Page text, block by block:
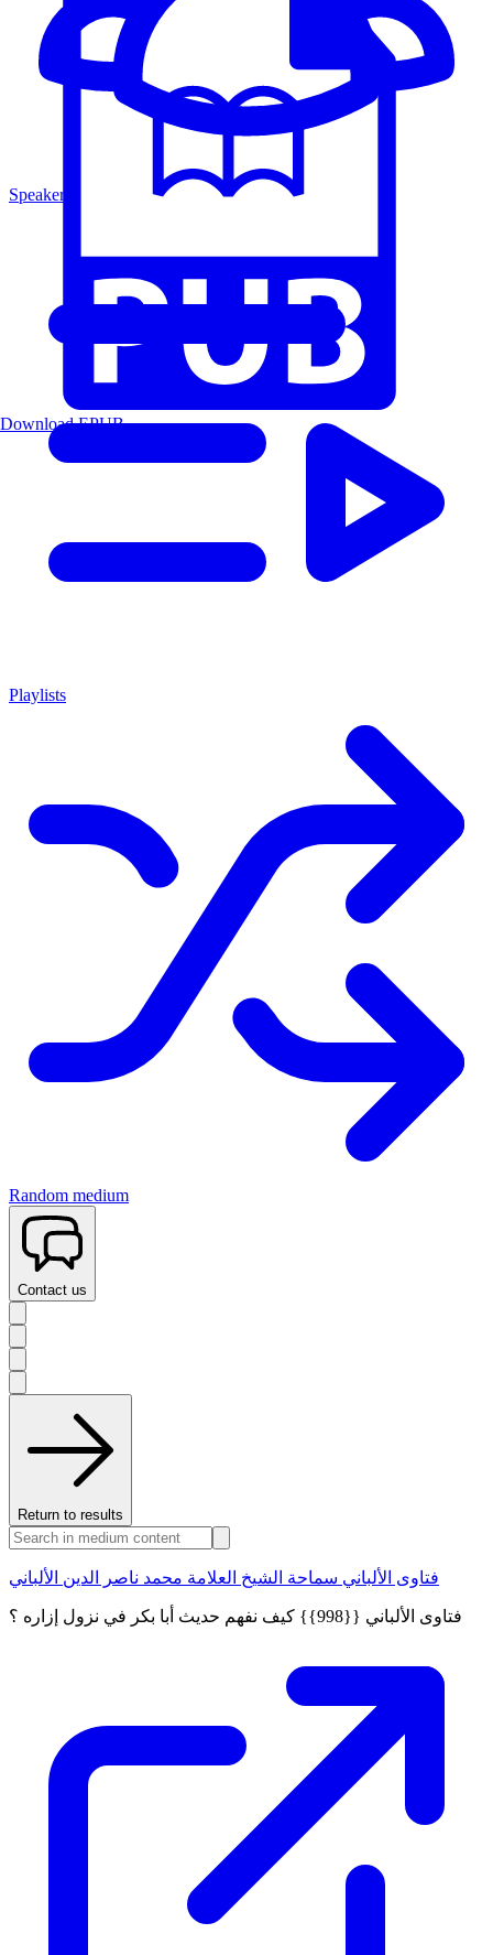
Speakers
Playlists
Random medium
Contact us
Return to results
فتاوى الألباني سماحة الشيخ العلامة محمد ناصر الدين الألباني
فتاوى الألباني {{998}} كيف نفهم حديث أبا بكر في نزول إزاره ؟
Download EPUB